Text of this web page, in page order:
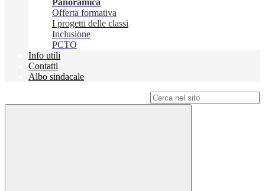
Panoramica
Offerta formativa
I progetti delle classi
Inclusione
PCTO
Info utili
Contatti
Albo sindacale